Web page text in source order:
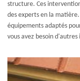
structure. Ces
des experts en la
équipements adaptés
vous avez besoin